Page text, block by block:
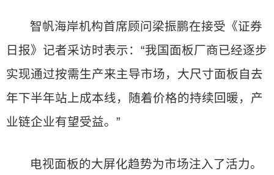
智帆海岸机构首席顾问梁振鹏在接受《证券
日报》记者采访时表示：“我国面板厂商已经逐步
实现通过按需生产来主导市场，大尺寸面板自去
年下半年站上成本线，随着价格的持续回暖，产
业链企业有望受益。”
电视面板的大屏化趋势为市场注入了活力。